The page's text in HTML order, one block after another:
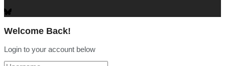
Welcome Back!
Login to your account below